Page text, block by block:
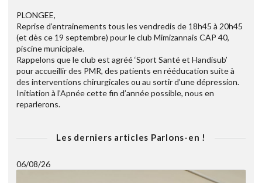
PLONGEE,
Reprise d’entrainements tous les vendredis de 18h45 à 20h45
(et dès ce 19 septembre) pour le club Mimizannais CAP 40,
piscine municipale.
Rappelons que le club est agréé ‘Sport Santé et Handisub’
pour accueillir des PMR, des patients en rééducation suite à
des interventions chirurgicales ou au sortir d’une dépression.
Initiation à l’Apnée cette fin d’année possible, nous en
reparlerons.
Les derniers articles Parlons-en !
06/08/26